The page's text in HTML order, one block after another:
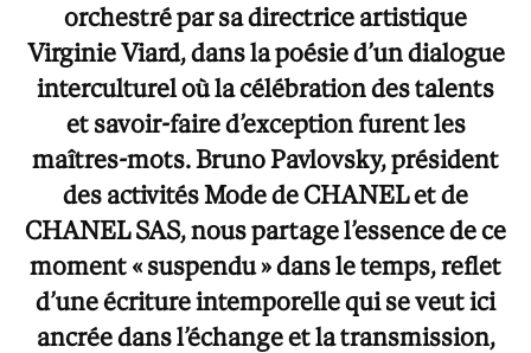
orchestré par sa directrice artistique
Virginie Viard, dans la poésie d’un dialogue
interculturel où la célébration des talents
et savoir-faire d’exception furent les
maîtres-mots. Bruno Pavlovsky, président
des activités Mode de CHANEL et de
CHANEL SAS, nous partage l’essence de ce
moment « suspendu » dans le temps, reflet
d’une écriture intemporelle qui se veut ici
ancrée dans l’échange et la transmission,